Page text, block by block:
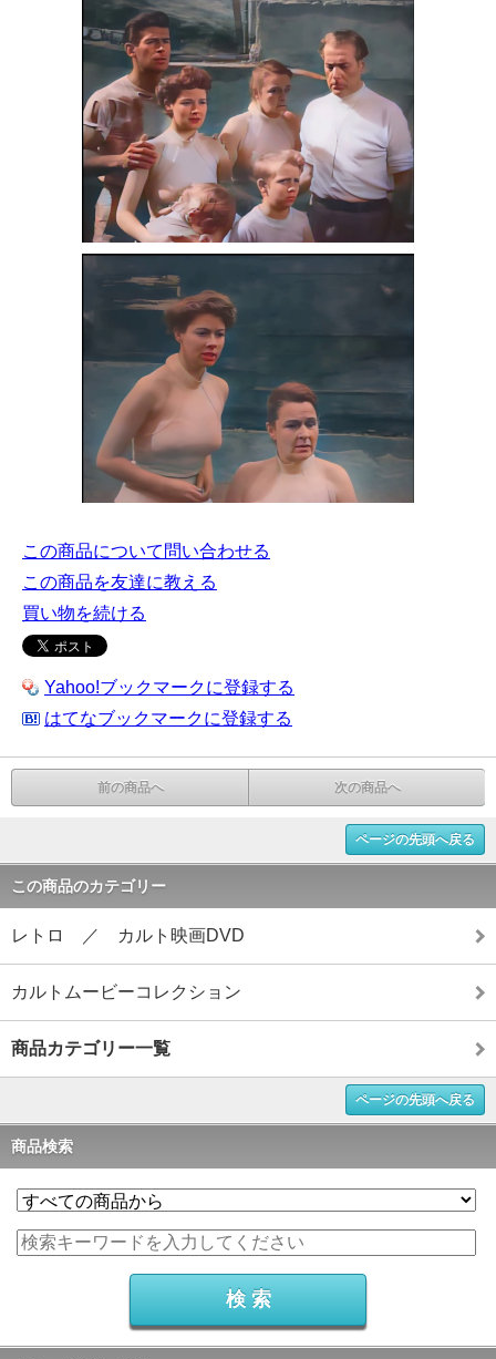
この商品について問い合わせる
この商品を友達に教える
買い物を続ける
Yahoo!ブックマークに登録する
はてなブックマークに登録する
前の商品へ 次の商品へ
ページの先頭へ戻る
この商品のカテゴリー
レトロ ／ カルト映画DVD
カルトムービーコレクション
商品カテゴリー一覧
ページの先頭へ戻る
商品検索